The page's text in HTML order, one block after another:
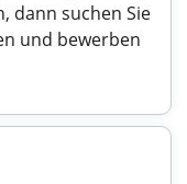
dann suchen Sie
und bewerben